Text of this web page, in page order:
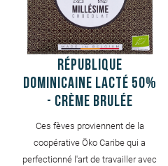
République
Dominicaine Lacté 50%
- Crème Brulée
Ces fèves proviennent de la
coopérative Öko Caribe qui a
perfectionné l'art de travailler avec